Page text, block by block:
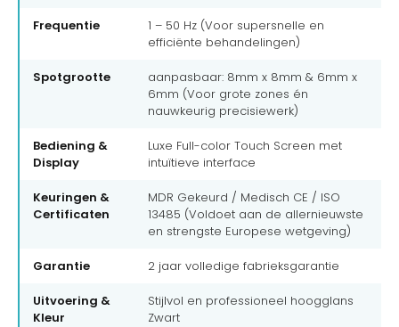
Frequentie
1 – 50 Hz (Voor supersnelle en
efficiënte behandelingen)
Spotgrootte
aanpasbaar: 8mm x 8mm & 6mm x
6mm (Voor grote zones én
nauwkeurig precisiewerk)
Bediening &
Display
Luxe Full-color Touch Screen met
intuïtieve interface
Keuringen &
Certificaten
MDR Gekeurd / Medisch CE / ISO
13485 (Voldoet aan de allernieuwste
en strengste Europese wetgeving)
Garantie 2 jaar volledige fabrieksgarantie
Uitvoering &
Kleur
Stijlvol en professioneel hoogglans
Zwart